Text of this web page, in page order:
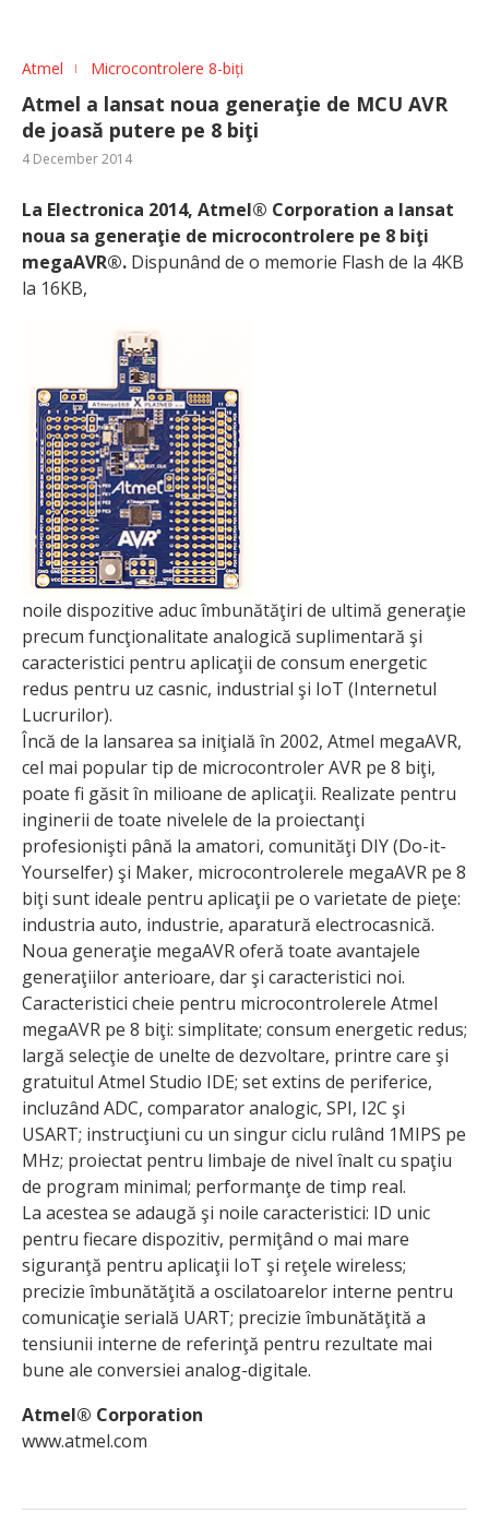
Atmel Microcontrolere 8-biți
Atmel a lansat noua generaţie de MCU AVR
de joasă putere pe 8 biţi
4 December 2014
La Electronica 2014, Atmel® Corporation a lansat
noua sa generaţie de microcontrolere pe 8 biţi
megaAVR®. Dispunând de o memorie Flash de la 4KB
la 16KB,
noile dispozitive aduc îmbunătăţiri de ultimă generaţie
precum funcţionalitate analogică suplimentară şi
caracteristici pentru aplicaţii de consum energetic
redus pentru uz casnic, industrial şi IoT (Internetul
Lucrurilor).
Încă de la lansarea sa iniţială în 2002, Atmel megaAVR,
cel mai popular tip de microcontroler AVR pe 8 biţi,
poate fi găsit în milioane de aplicaţii. Realizate pentru
inginerii de toate nivelele de la proiectanţi
profesionişti până la amatori, comunităţi DIY (Do-it-
Yourselfer) şi Maker, microcontrolerele megaAVR pe 8
biţi sunt ideale pentru aplicaţii pe o varietate de pieţe:
industria auto, industrie, aparatură electrocasnică.
Noua generaţie megaAVR oferă toate avantajele
generaţiilor anterioare, dar şi caracteristici noi.
Caracteristici cheie pentru microcontrolerele Atmel
megaAVR pe 8 biţi: simplitate; consum ener­getic redus;
largă selecţie de unelte de dezvoltare, printre care şi
gratuitul Atmel Studio IDE; set extins de periferice,
incluzând ADC, comparator analogic, SPI, I2C şi
USART; instrucţiuni cu un singur ciclu rulând 1MIPS pe
MHz; proiectat pentru limbaje de nivel înalt cu spaţiu
de program minimal; performanţe de timp real.
La acestea se adaugă şi noile caracteristici: ID unic
pentru fiecare dispozi­tiv, permiţând o mai mare
siguranţă pentru aplicaţii IoT şi reţele wireless;
precizie îmbunătăţită a oscilatoarelor interne pentru
comunicaţie serială UART; precizie îmbunătăţită a
tensiunii interne de referinţă pentru rezultate mai
bune ale conversiei analog-digitale.
Atmel® Corporation
www.atmel.com